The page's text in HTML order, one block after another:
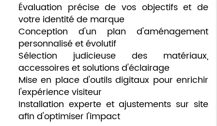
Évaluation précise de vos objectifs et de
votre identité de marque
Conception d'un plan d'aménagement
personnalisé et évolutif
Sélection judicieuse des matériaux,
accessoires et solutions d'éclairage
Mise en place d'outils digitaux pour enrichir
l'expérience visiteur
Installation experte et ajustements sur site
afin d'optimiser l'impact